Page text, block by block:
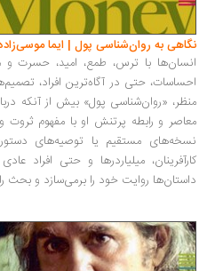
به روان‌شناسی پول | ایما موسی‌زاده
با ترس، طمع، امید، حسرت و
حتی در آگاه‌ترین افراد، تصمیم‌های
«روان‌شناسی پول» بیش از آنکه درباره پول
و رابطه پرتنش او با مفهوم ثروت و
مستقیم یا توصیه‌های دستوری،
میلیاردرها و حتی افراد عادی را
روایت خود را برمی‌سازد و بحث را به